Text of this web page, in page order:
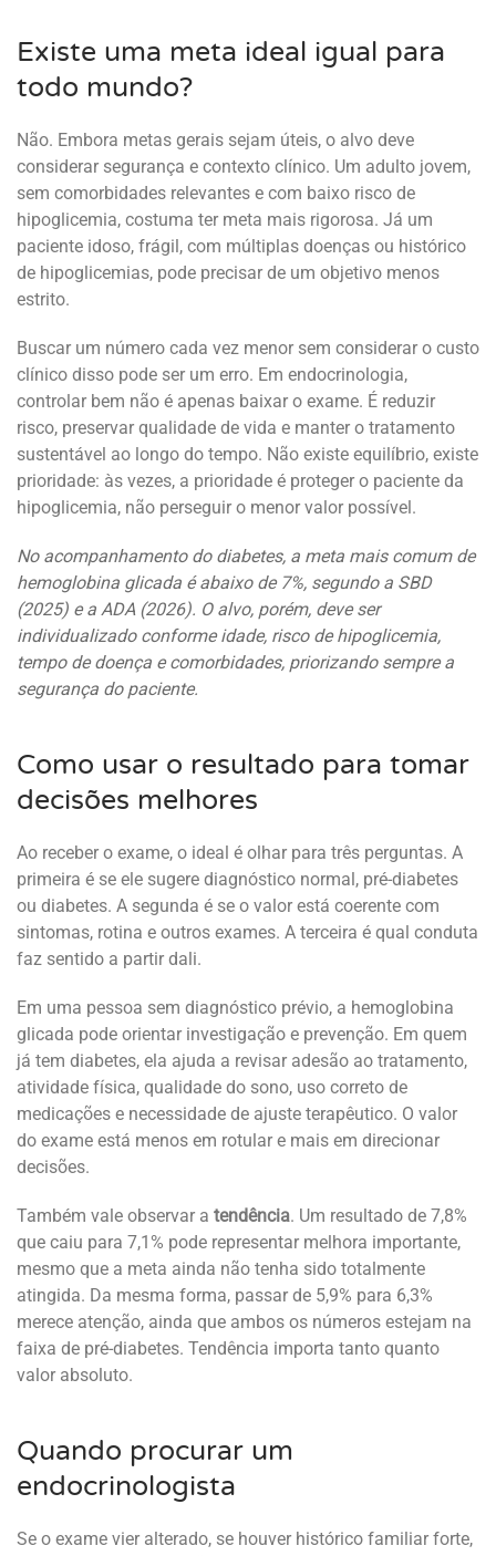
Existe uma meta ideal igual para
todo mundo?
Não. Embora metas gerais sejam úteis, o alvo deve
considerar segurança e contexto clínico. Um adulto jovem,
sem comorbidades relevantes e com baixo risco de
hipoglicemia, costuma ter meta mais rigorosa. Já um
paciente idoso, frágil, com múltiplas doenças ou histórico
de hipoglicemias, pode precisar de um objetivo menos
estrito.
Buscar um número cada vez menor sem considerar o custo
clínico disso pode ser um erro. Em endocrinologia,
controlar bem não é apenas baixar o exame. É reduzir
risco, preservar qualidade de vida e manter o tratamento
sustentável ao longo do tempo. Não existe equilíbrio, existe
prioridade: às vezes, a prioridade é proteger o paciente da
hipoglicemia, não perseguir o menor valor possível.
No acompanhamento do diabetes, a meta mais comum de
hemoglobina glicada é abaixo de 7%, segundo a SBD
(2025) e a ADA (2026). O alvo, porém, deve ser
individualizado conforme idade, risco de hipoglicemia,
tempo de doença e comorbidades, priorizando sempre a
segurança do paciente.
Como usar o resultado para tomar
decisões melhores
Ao receber o exame, o ideal é olhar para três perguntas. A
primeira é se ele sugere diagnóstico normal, pré-diabetes
ou diabetes. A segunda é se o valor está coerente com
sintomas, rotina e outros exames. A terceira é qual conduta
faz sentido a partir dali.
Em uma pessoa sem diagnóstico prévio, a hemoglobina
glicada pode orientar investigação e prevenção. Em quem
já tem diabetes, ela ajuda a revisar adesão ao tratamento,
atividade física, qualidade do sono, uso correto de
medicações e necessidade de ajuste terapêutico. O valor
do exame está menos em rotular e mais em direcionar
decisões.
Também vale observar a tendência. Um resultado de 7,8%
que caiu para 7,1% pode representar melhora importante,
mesmo que a meta ainda não tenha sido totalmente
atingida. Da mesma forma, passar de 5,9% para 6,3%
merece atenção, ainda que ambos os números estejam na
faixa de pré-diabetes. Tendência importa tanto quanto
valor absoluto.
Quando procurar um
endocrinologista
Se o exame vier alterado, se houver histórico familiar forte,